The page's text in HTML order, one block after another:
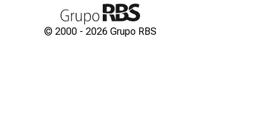
© 2000 - 2026 Grupo RBS